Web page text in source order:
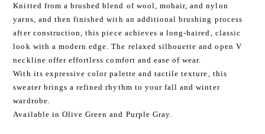
Knitted from a brushed blend of wool, mohair, and nylon
yarns, and then finished with an additional brushing process
after construction, this piece achieves a long-haired, classic
look with a modern edge. The relaxed silhouette and open V
neckline offer effortless comfort and ease of wear.
With its expressive color palette and tactile texture, this
sweater brings a refined rhythm to your fall and winter
wardrobe.
Available in Olive Green and Purple Gray.